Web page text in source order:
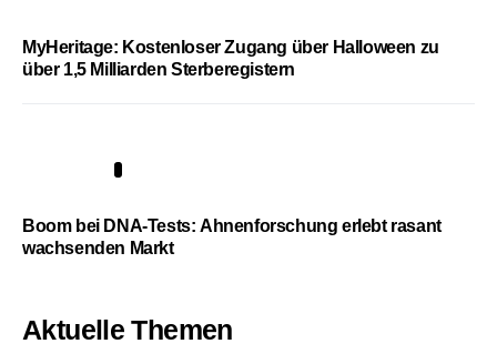
MyHeritage: Kostenloser Zugang über Halloween zu
über 1,5 Milliarden Sterberegistern
Boom bei DNA-Tests: Ahnenforschung erlebt rasant
wachsenden Markt
Aktuelle Themen